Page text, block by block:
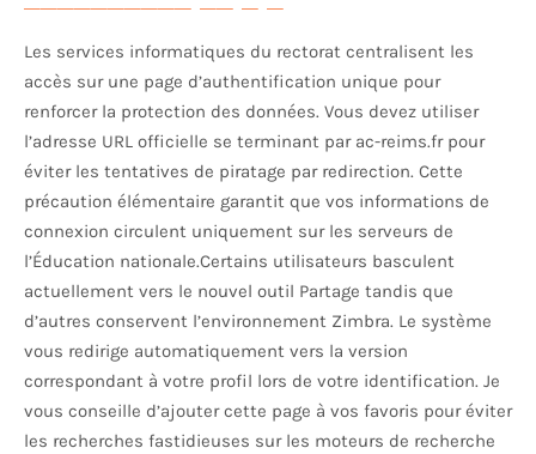
Les services informatiques du rectorat centralisent les
accès sur une page d’authentification unique pour
renforcer la protection des données. Vous devez utiliser
l’adresse URL officielle se terminant par ac-reims.fr pour
éviter les tentatives de piratage par redirection. Cette
précaution élémentaire garantit que vos informations de
connexion circulent uniquement sur les serveurs de
l’Éducation nationale.Certains utilisateurs basculent
actuellement vers le nouvel outil Partage tandis que
d’autres conservent l’environnement Zimbra. Le système
vous redirige automatiquement vers la version
correspondant à votre profil lors de votre identification. Je
vous conseille d’ajouter cette page à vos favoris pour éviter
les recherches fastidieuses sur les moteurs de recherche